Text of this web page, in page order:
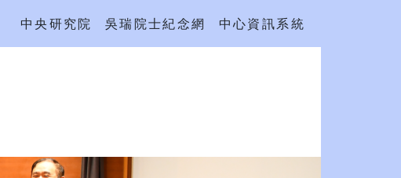
中央研究院 吳瑞院士紀念網 中心資訊系統